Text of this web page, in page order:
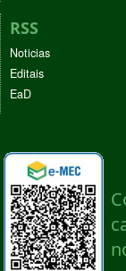
RSS
Noticias
Editais
EaD